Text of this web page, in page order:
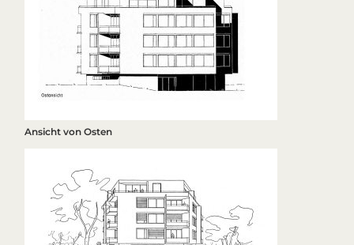
Ansicht von Osten